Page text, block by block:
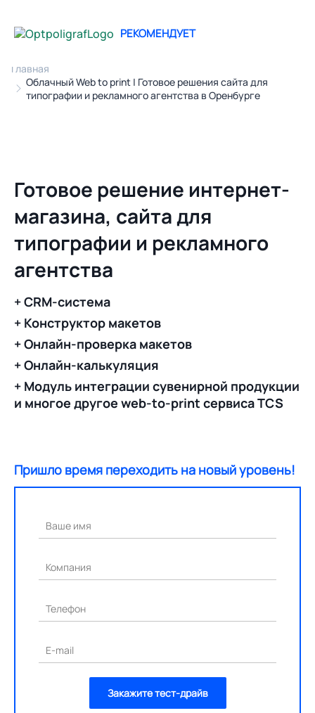
Главная
Облачный Web to print | Готовое решения сайта для
типографии и рекламного агентства в Оренбурге
РЕКОМЕНДУЕТ
Готовое решение интернет-
магазина, сайта для
типографии и рекламного
агентства
+ CRM-система
+ Конструктор макетов
+ Онлайн-проверка макетов
+ Онлайн-калькуляция
+ Модуль интеграции сувенирной продукции
и многое другое web-to-print сервиса TCS
Пришло время переходить на новый уровень!
Ваше имя
Компания
Телефон
E-mail
Закажите тест-драйв